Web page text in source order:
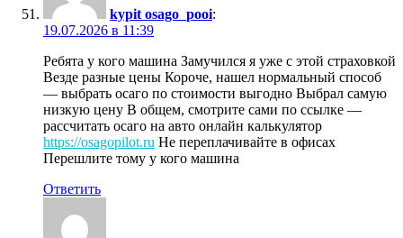
kypit osago_pooi:
19.07.2026 в 11:39
Ребята у кого машина Замучился я уже с этой страховкой
Везде разные цены Короче, нашел нормальный способ
— выбрать осаго по стоимости выгодно Выбрал самую
низкую цену В общем, смотрите сами по ссылке —
рассчитать осаго на авто онлайн калькулятор
https://osagopilot.ru Не переплачивайте в офисах
Перешлите тому у кого машина
Ответить